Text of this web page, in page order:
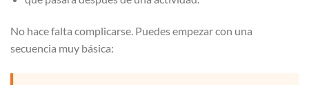
No hace falta complicarse. Puedes empezar con una
secuencia muy básica: